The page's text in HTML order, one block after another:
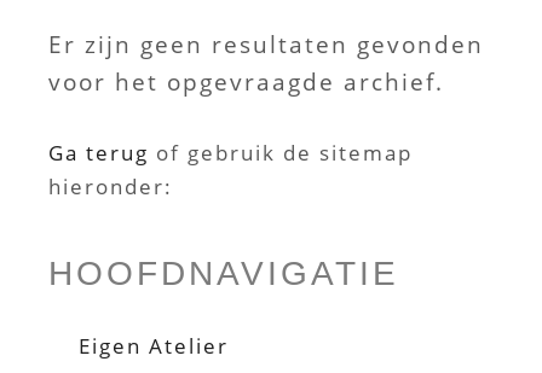
Er zijn geen resultaten gevonden
voor het opgevraagde archief.
Ga terug of gebruik de sitemap
hieronder:
HOOFDNAVIGATIE
Eigen Atelier